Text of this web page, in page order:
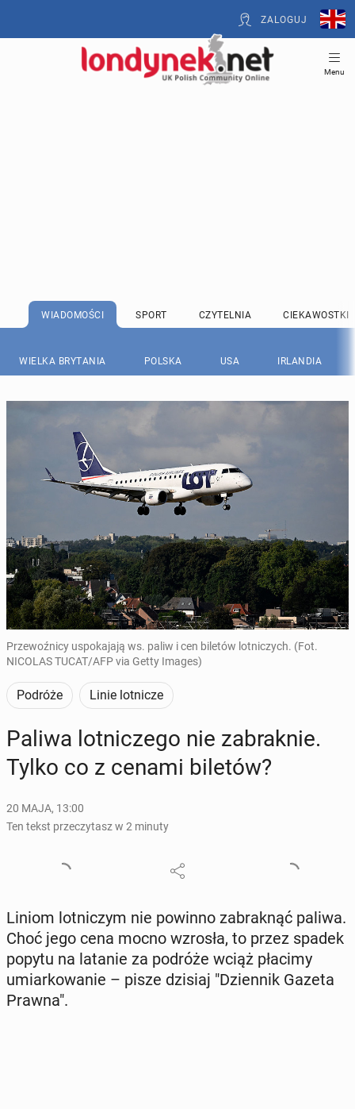
ZALOGUJ
Menu
WIADOMOŚCI SPORT CZYTELNIA CIEKAWOSTKI
WIELKA BRYTANIA POLSKA USA IRLANDIA
Przewoźnicy uspokajają ws. paliw i cen biletów lotniczych. (Fot.
NICOLAS TUCAT/AFP via Getty Images)
Podróże Linie lotnicze
Paliwa lot­ni­cze­go nie za­brak­nie.
Tylko co z cenami biletów?
20 MAJA, 13:00
Ten tekst przeczytasz w 2 minuty
Liniom lot­ni­czym nie powinno za­brak­nąć paliwa.
Choć jego cena mocno wzrosła, to przez spadek
popytu na latanie za podróże wciąż płacimy
umiar­ko­wa­nie – pisze dzisiaj "Dzien­nik Gazeta
Prawna".